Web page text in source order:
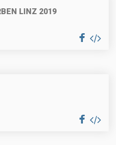
LINZ 2019